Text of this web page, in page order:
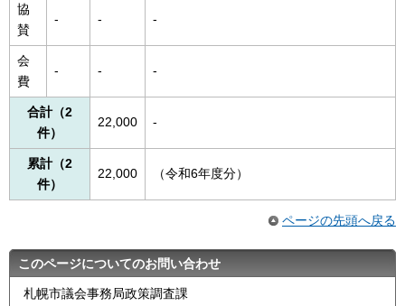
協
賛
- - -
会
費
- - -
合計（2
件）
22,000 -
累計（2
件）
22,000 （令和6年度分）
ページの先頭へ戻る
このページについてのお問い合わせ
札幌市議会事務局政策調査課